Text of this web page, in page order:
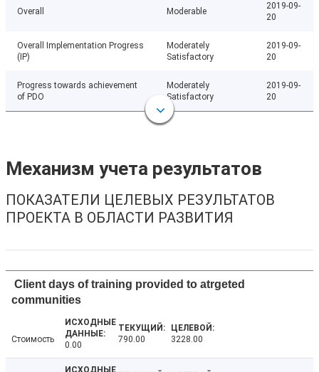
Overall Moderable
2019-09-
20
Overall Implementation Progress
(IP)
Moderately
Satisfactory
2019-09-
20
Progress towards achievement
of PDO
Moderately
Satisfactory
2019-09-
20
Механизм учета результатов
ПОКАЗАТЕЛИ ЦЕЛЕВЫХ РЕЗУЛЬТАТОВ
ПРОЕКТА В ОБЛАСТИ РАЗВИТИЯ
Client days of training provided to atrgeted
communities
Стоимость
0.00
790.00 3228.00